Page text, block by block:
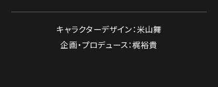
キャラクターデザイン：米山舞
企画・プロデュース：梶裕貴